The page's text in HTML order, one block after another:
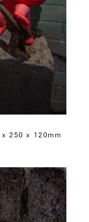
250 x 120mm